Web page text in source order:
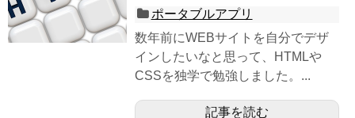
ポータブルアプリ
数年前にWEBサイトを自分でデザ
インしたいなと思って、HTMLや
CSSを独学で勉強しました。...
記事を読む